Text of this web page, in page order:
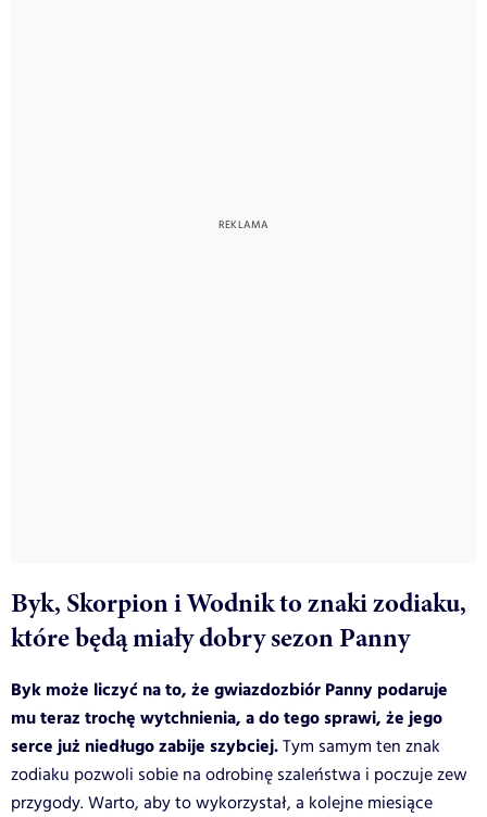
Byk, Skorpion i Wodnik to znaki zodiaku,
które będą miały dobry sezon Panny
Byk może liczyć na to, że gwiazdozbiór Panny podaruje
mu teraz trochę wytchnienia, a do tego sprawi, że jego
serce już niedługo zabije szybciej.Tym samym ten znak
zodiaku pozwoli sobie na odrobinę szaleństwa i poczuje zew
przygody. Warto, aby to wykorzystał, a kolejne miesiące